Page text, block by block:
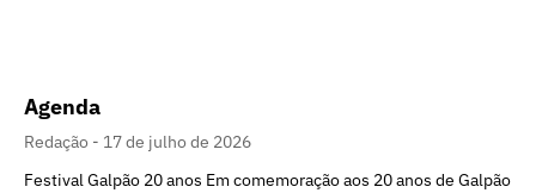
Agenda
Redação
17 de julho de 2026
Festival Galpão 20 anos Em comemoração aos 20 anos de Galpão